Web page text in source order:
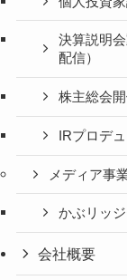
決算説明
配信）
株主総会
IRプロデ
メディア事
かぶリッ
会社概要